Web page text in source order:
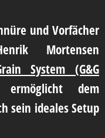
und Vorfächer
Mortensen
System (G&G
dem
sein ideales Setup